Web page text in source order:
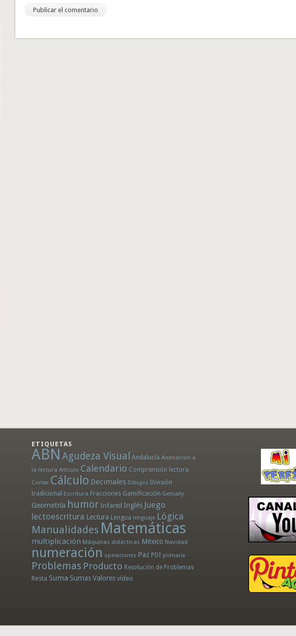
ETIQUETAS
ABN Agudeza Visual Andalucía Animación a
la lectura Artículo Calendario Comprensión lectora
Contar Cálculo Decimales Dibujos División
tradicional Escritura Fracciones Gamificación Genially
Geometría humor Infantil Inglés Juego
lectoescritura Lectura Lengua lenguaje Lógica
Manualidades Matemáticas
multiplicación Máquinas didácticas México Navidad
numeración operaciones Paz PDI primaria
Problemas Producto Resolución de Problemas
Resta Suma SumasValores vídeo